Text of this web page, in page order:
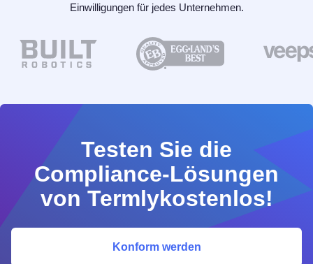
Einwilligungen für jedes Unternehmen.
Testen Sie die
Compliance-Lösungen
von Termlykostenlos!
Konform werden